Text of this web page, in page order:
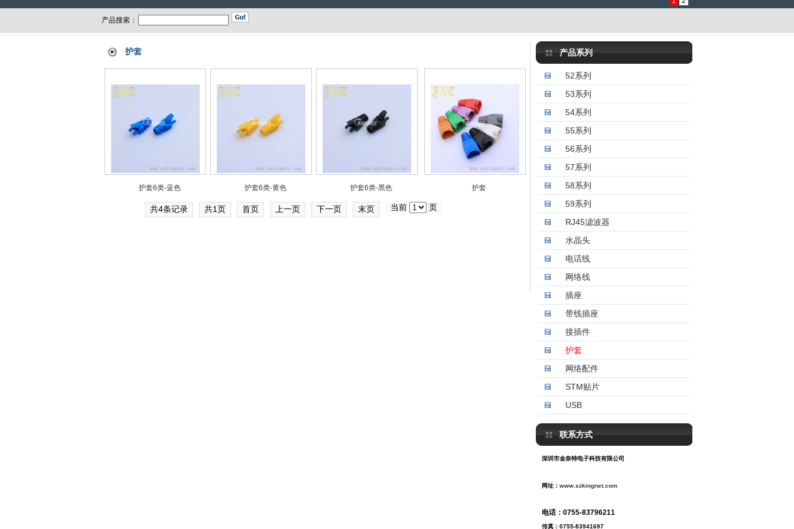
产品搜索：
产品系列
52系列
53系列
54系列
55系列
56系列
57系列
58系列
59系列
RJ45滤波器
水晶头
电话线
网络线
插座
带线插座
接插件
护套
网络配件
STM贴片
USB
联系方式
深圳市金奈特电子科技有限公司
网址： www.szkingnet.com
电话：0755-83796211
传真 ： 0755-83941697
护套
护套6类-蓝色 护套6类-黄色 护套6类-黑色 护套
共4条记录 共1页 首页 上一页 下一页 末页 当前 页